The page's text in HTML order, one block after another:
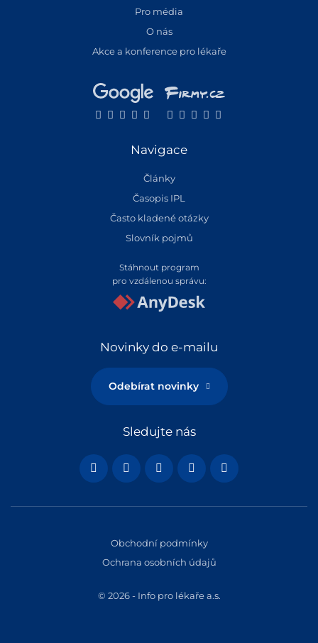
Pro média
O nás
Akce a konference pro lékaře
Navigace
Články
Časopis IPL
Často kladené otázky
Slovník pojmů
Stáhnout program
pro vzdálenou správu:
Novinky do e-mailu
Odebírat novinky
Sledujte nás
© 2026 - Info pro lékaře a.s.
Obchodní podmínky
Ochrana osobních údajů